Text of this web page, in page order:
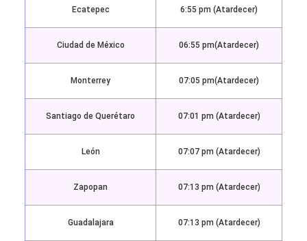
Ecatepec 6:55 pm (Atardecer)
Ciudad de México 06:55 pm(Atardecer)
Monterrey 07:05 pm(Atardecer)
Santiago de Querétaro 07:01 pm (Atardecer)
León 07:07 pm (Atardecer)
Zapopan 07:13 pm (Atardecer)
Guadalajara 07:13 pm (Atardecer)